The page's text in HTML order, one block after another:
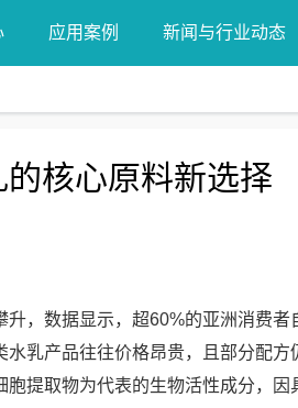
应用案例 新闻与行业动态
核心原料新选择
，数据显示，超60%的亚洲消费者
乳产品往往价格昂贵，且部分配方
提取物为代表的生物活性成分，因